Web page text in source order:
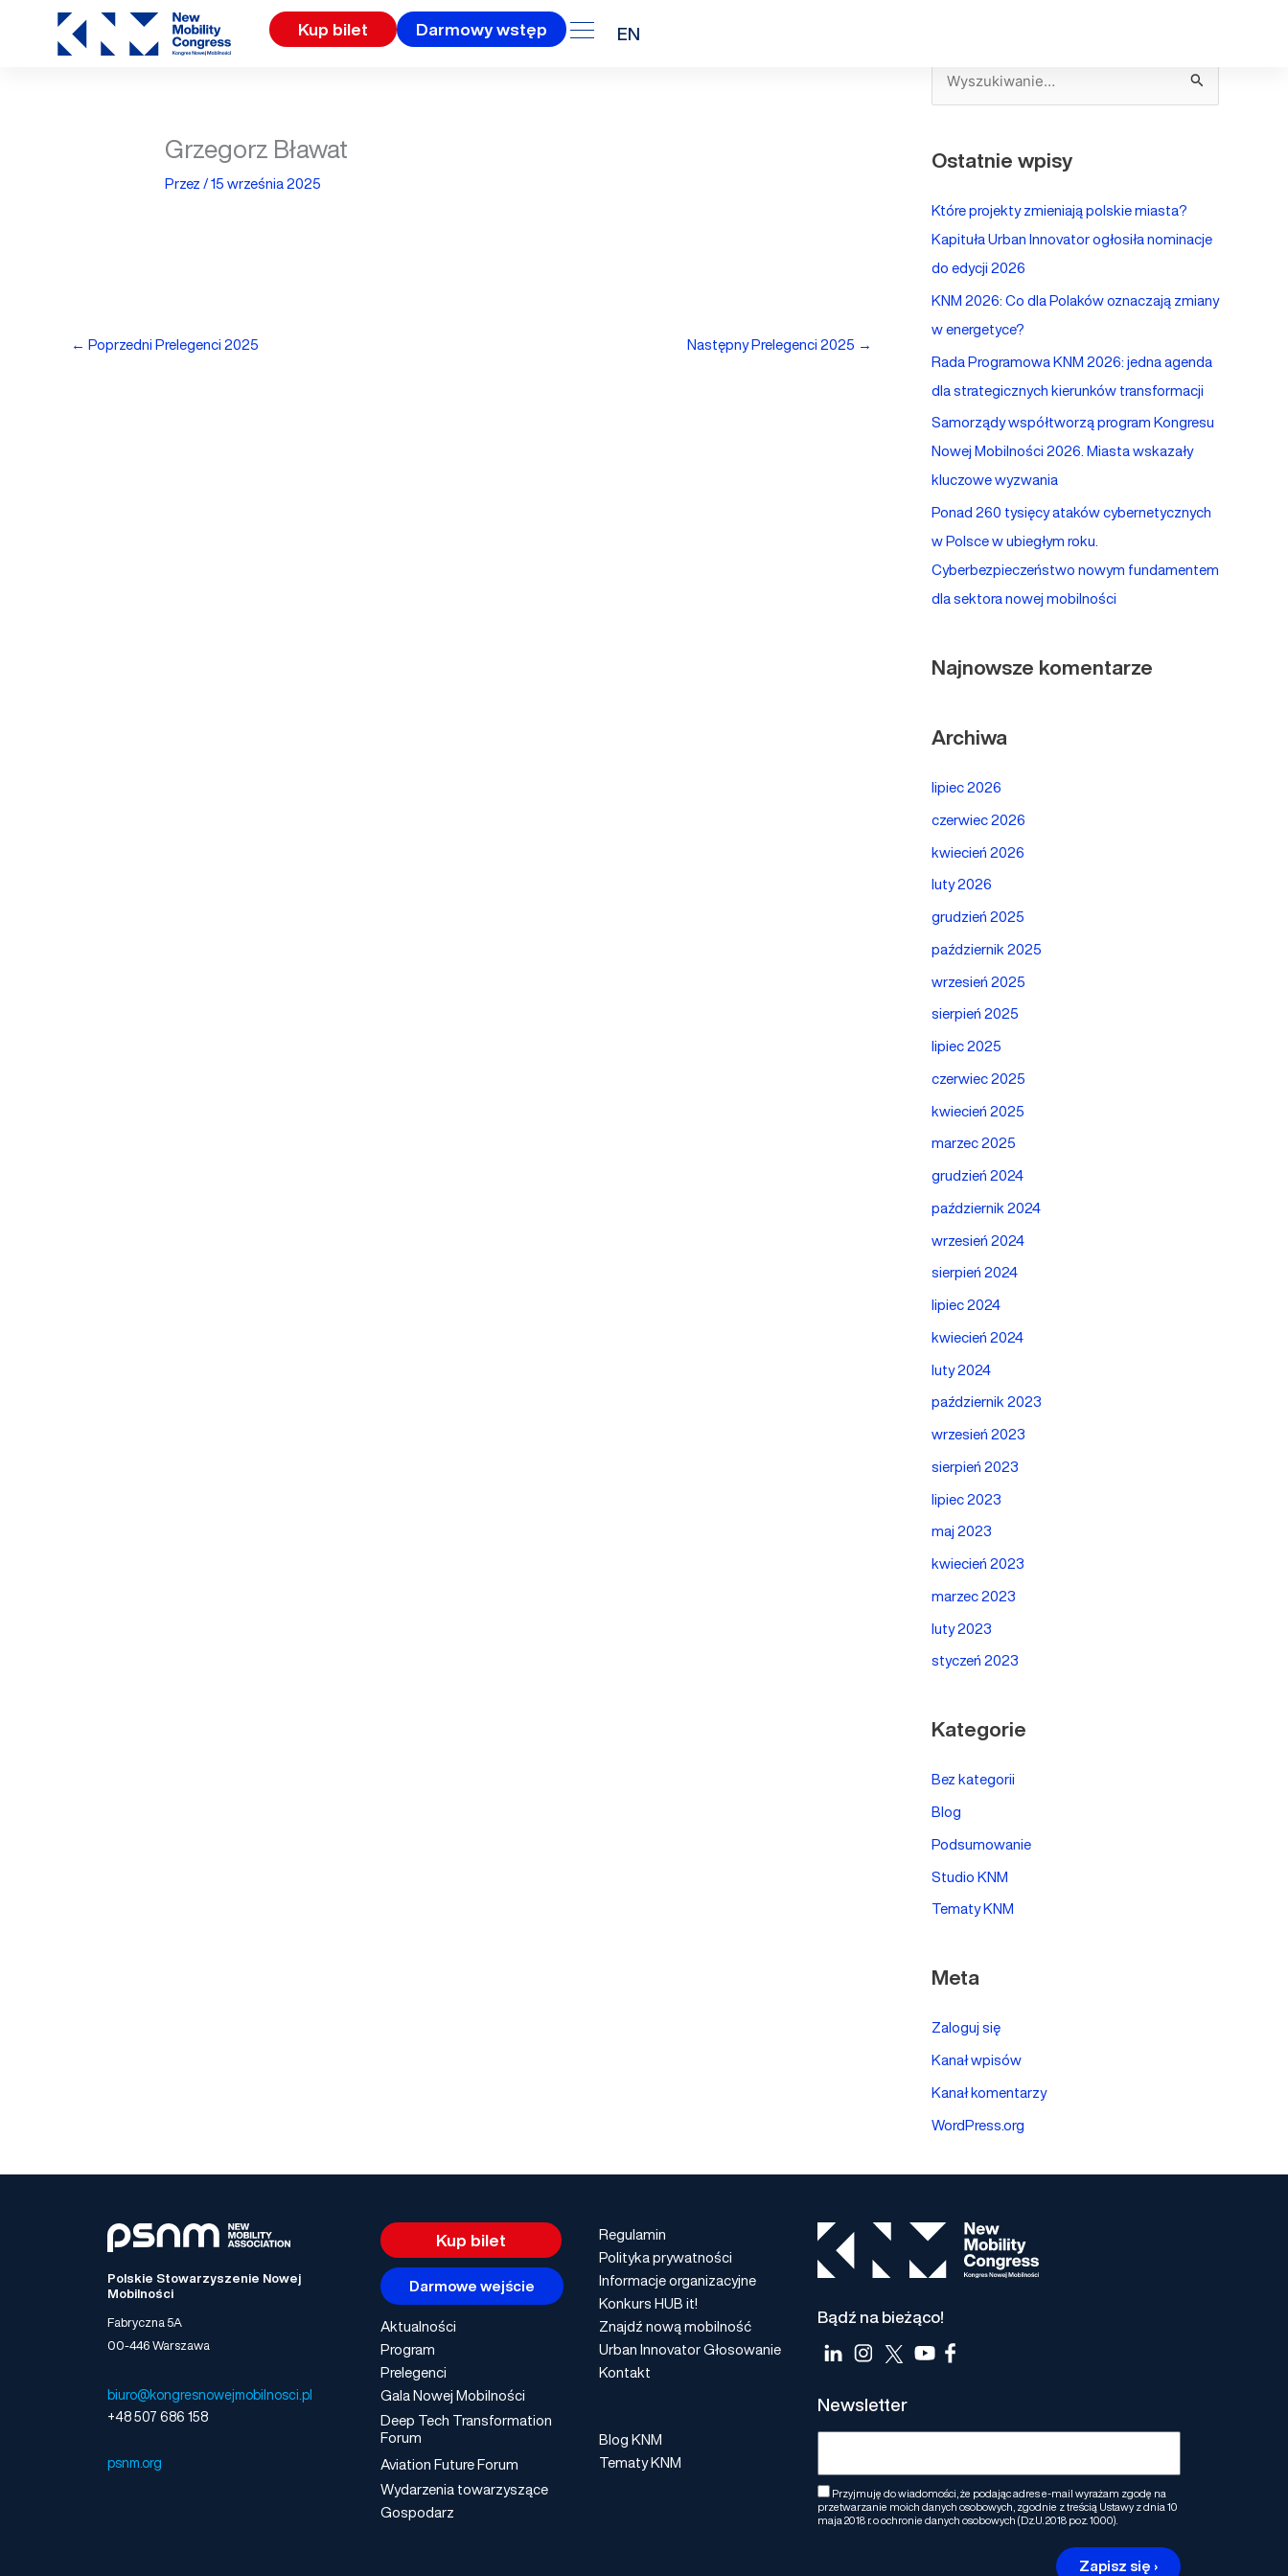
Kup bilet Darmowy wstęp EN
Grzegorz Bławat
Przez/15 września 2025
← Poprzedni Prelegenci 2025 Następny Prelegenci 2025 →
z
k
Ostatnie wpisy
Które projekty zmieniają polskie miasta?
Kapituła Urban Innovator ogłosiła nominacje
do edycji 2026
KNM 2026: Co dla Polaków oznaczają zmiany
w energetyce?
Rada Programowa KNM 2026: jedna agenda
dla strategicznych kierunków transformacji
Samorządy współtworzą program Kongresu
Nowej Mobilności 2026. Miasta wskazały
kluczowe wyzwania
Ponad 260 tysięcy ataków cybernetycznych
w Polsce w ubiegłym roku.
Cyberbezpieczeństwo nowym fundamentem
dla sektora nowej mobilności
Najnowsze komentarze
Archiwa
lipiec 2026
czerwiec 2026
kwiecień 2026
luty 2026
grudzień 2025
październik 2025
wrzesień 2025
sierpień 2025
lipiec 2025
czerwiec 2025
kwiecień 2025
marzec 2025
grudzień 2024
październik 2024
wrzesień 2024
sierpień 2024
lipiec 2024
kwiecień 2024
luty 2024
październik 2023
wrzesień 2023
sierpień 2023
lipiec 2023
maj 2023
kwiecień 2023
marzec 2023
luty 2023
styczeń 2023
Kategorie
Bez kategorii
Blog
Podsumowanie
Studio KNM
Tematy KNM
Meta
Zaloguj się
Kanał wpisów
Kanał komentarzy
WordPress.org
Polskie Stowarzyszenie Nowej
Mobilności
Fabryczna 5A
00-446 Warszawa
biuro@kongresnowejmobilnosci.pl
+48 507 686 158
psnm.org
Kup bilet
Darmowe wejście
Aktualności
Program
Prelegenci
Gala Nowej Mobilności
Deep Tech Transformation
Forum
Aviation Future Forum
Wydarzenia towarzyszące
Gospodarz
Regulamin
Polityka prywatności
Informacje organizacyjne
Konkurs HUB it!
Znajdź nową mobilność
Urban Innovator Głosowanie
Kontakt
Blog KNM
Tematy KNM
Bądź na bieżąco!
Newsletter
Przyjmuję do wiadomości, że podając adres e-mail wyrażam zgodę na
przetwarzanie moich danych osobowych, zgodnie z treścią Ustawy z dnia 10
maja 2018 r. o ochronie danych osobowych (Dz.U. 2018 poz. 1000).
Zapisz się ›